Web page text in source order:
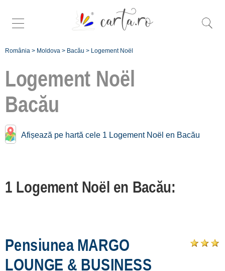
România > Moldova > Bacău > Logement Noël
Logement Noël
Bacău
Afișează pe hartă cele 1 Logement Noël en Bacău
1 Logement Noël en Bacău:
Pensiunea MARGO
LOUNGE & BUSINESS
Trouver plus
Bacău:
despre C A R T A
®